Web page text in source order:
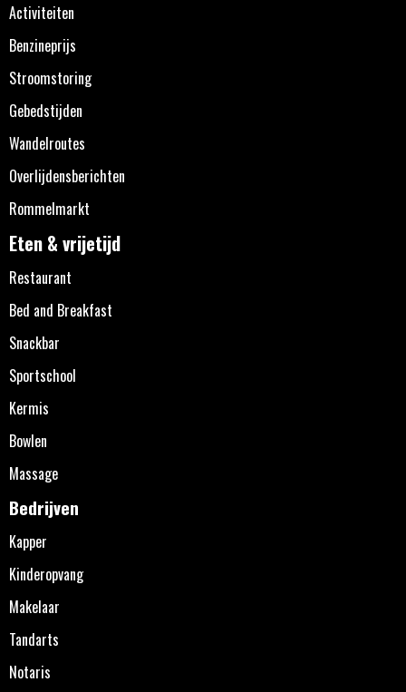
Activiteiten
Benzineprijs
Stroomstoring
Gebedstijden
Wandelroutes
Overlijdensberichten
Rommelmarkt
Eten & vrijetijd
Restaurant
Bed and Breakfast
Snackbar
Sportschool
Kermis
Bowlen
Massage
Bedrijven
Kapper
Kinderopvang
Makelaar
Tandarts
Notaris